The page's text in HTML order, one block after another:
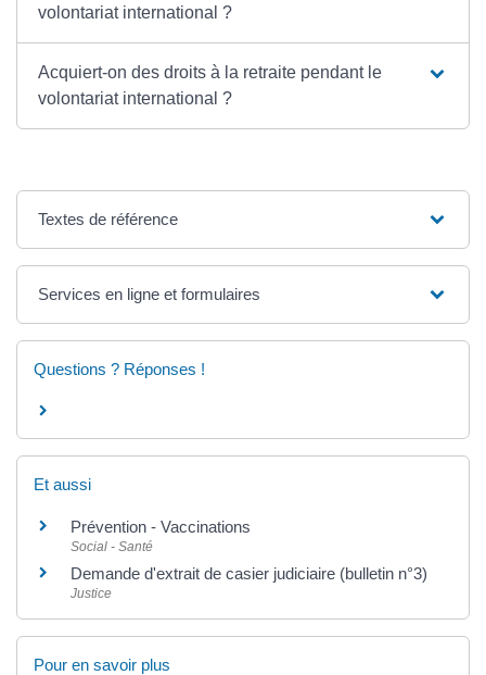
volontariat international ?
Acquiert-on des droits à la retraite pendant le
volontariat international ?
Textes de référence
Services en ligne et formulaires
Questions ? Réponses !
Et aussi
Prévention - Vaccinations
Social - Santé
Demande d'extrait de casier judiciaire (bulletin n°3)
Justice
Pour en savoir plus